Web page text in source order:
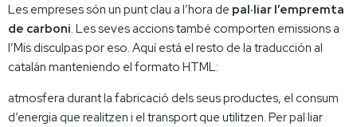
Les empreses són un punt clau a l’hora de pal·liar l’empremta
de carboni. Les seves accions també comporten emissions a
l’Mis disculpas por eso. Aquí está el resto de la traducción al
catalán manteniendo el formato HTML:
atmosfera durant la fabricació dels seus productes, el consum
d’energia que realitzen i el transport que utilitzen. Per pal·liar